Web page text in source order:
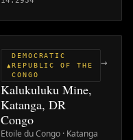
▲
DEMOCRATIC
REPUBLIC OF THE
CONGO
Kalukuluku Mine,
Katanga, DR
Congo
Etoile du Congo · Katanga
→